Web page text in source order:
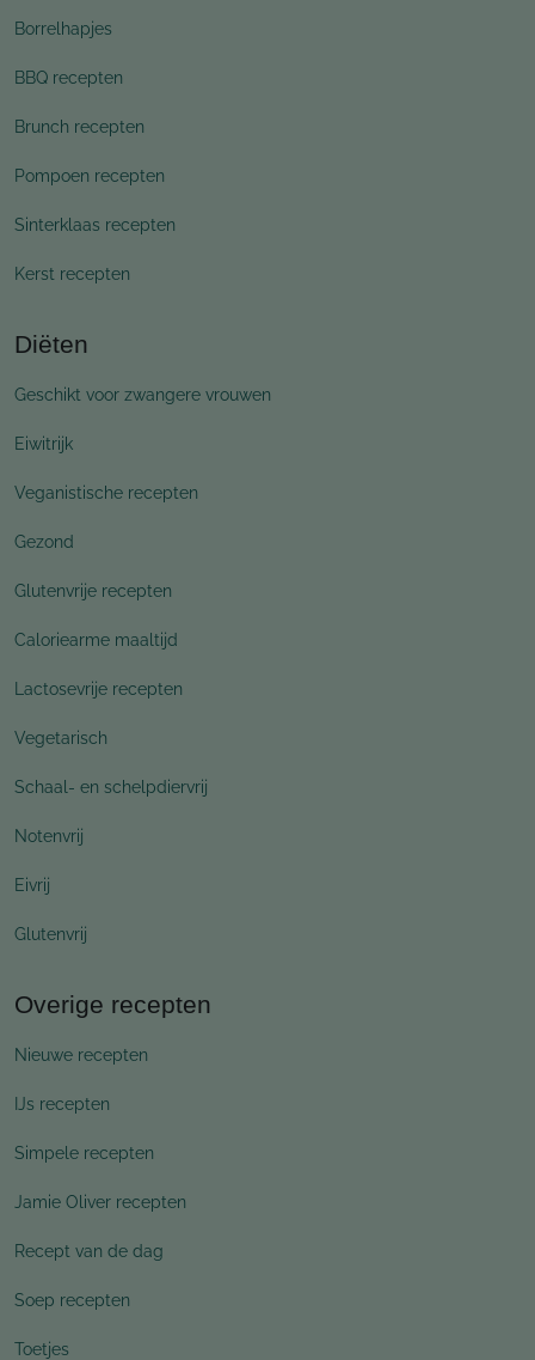
Borrelhapjes
BBQ recepten
Brunch recepten
Pompoen recepten
Sinterklaas recepten
Kerst recepten
Diëten
Geschikt voor zwangere vrouwen
Eiwitrijk
Veganistische recepten
Gezond
Glutenvrije recepten
Caloriearme maaltijd
Lactosevrije recepten
Vegetarisch
Schaal- en schelpdiervrij
Notenvrij
Eivrij
Glutenvrij
Overige recepten
Nieuwe recepten
IJs recepten
Simpele recepten
Jamie Oliver recepten
Recept van de dag
Soep recepten
Toetjes